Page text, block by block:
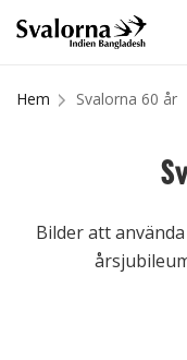
Hem Svalorna 60 år
Bilder att